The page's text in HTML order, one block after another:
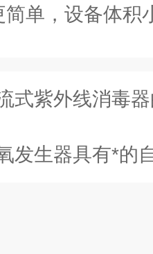
单，设备体积
式紫外线消毒
发生器具有*的